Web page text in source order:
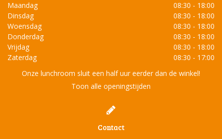
Maandag
08:30 - 18:00
Dinsdag
08:30 - 18:00
Woensdag
08:30 - 18:00
Donderdag
08:30 - 18:00
Vrijdag
08:30 - 18:00
Zaterdag
08:30 - 17:00
Onze lunchroom sluit een half uur eerder dan de winkel!
Toon alle openingstijden
Contact